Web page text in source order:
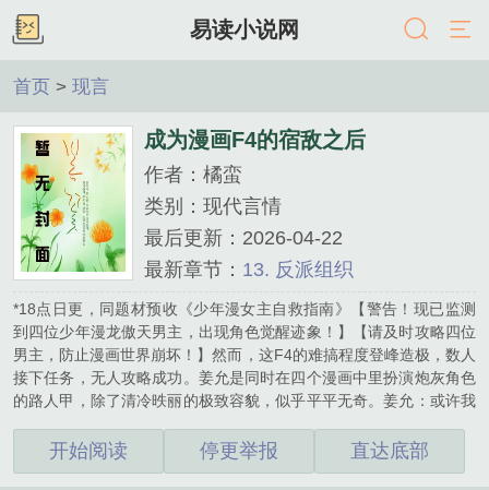
易读小说网
首页 > 现言
成为漫画F4的宿敌之后
作者：橘蛮
类别：现代言情
最后更新：2026-04-22
最新章节： 13. 反派组织
*18点日更，同题材预收《少年漫女主自救指南》【警告！现已监测
到四位少年漫龙傲天男主，出现角色觉醒迹象！】【请及时攻略四位
男主，防止漫画世界崩坏！】然而，这F4的难搞程度登峰造极，数人
接下任务，无人攻略成功。姜允是同时在四个漫画中里扮演炮灰角色
的路人甲，除了清冷昳丽的极致容貌，似乎平平无奇。姜允：或许我
有的剧烈情感波动。姜允：只要他们恨我恨得牙痒痒不就好了。姜允
捏出四个马甲小号，连夜定制反派宿敌剧本。F1是悬疑复仇漫中的最
开始阅读 停更举报 直达底部